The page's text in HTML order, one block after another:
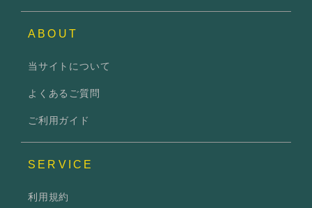
ABOUT
当サイトについて
よくあるご質問
ご利用ガイド
SERVICE
利用規約